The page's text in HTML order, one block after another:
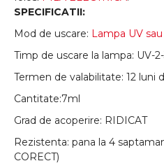
SPECIFICATII:
Mod de uscare: Lampa UV
Timp de uscare la lampa: UV-
Termen de valabilitate: 12 luni
Cantitate:7ml
Grad de acoperire: RIDICAT
Rezistenta: pana la 4
CORECT)